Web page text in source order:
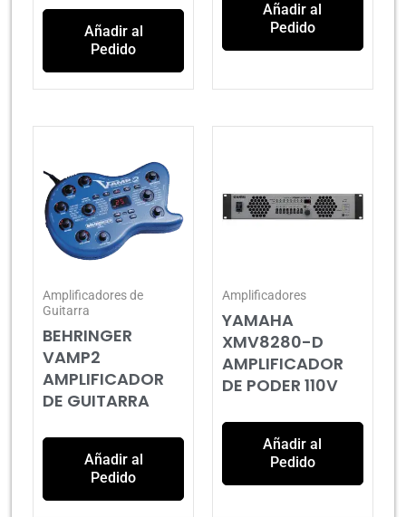
Añadir al
Pedido
Añadir al
Pedido
Amplificadores de
Guitarra
BEHRINGER
VAMP2
AMPLIFICADOR
DE GUITARRA
Añadir al
Pedido
Amplificadores
YAMAHA
XMV8280-D
AMPLIFICADOR
DE PODER 110V
Añadir al
Pedido